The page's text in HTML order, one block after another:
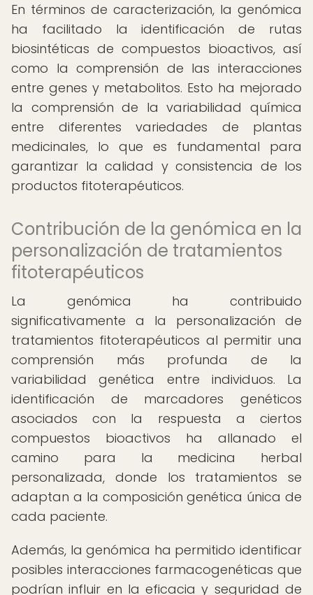
En términos de caracterización, la genómica
ha facilitado la identificación de rutas
biosintéticas de compuestos bioactivos, así
como la comprensión de las interacciones
entre genes y metabolitos. Esto ha mejorado
la comprensión de la variabilidad química
entre diferentes variedades de plantas
medicinales, lo que es fundamental para
garantizar la calidad y consistencia de los
productos fitoterapéuticos.
Contribución de la genómica en la
personalización de tratamientos
fitoterapéuticos
La genómica ha contribuido
significativamente a la personalización de
tratamientos fitoterapéuticos al permitir una
comprensión más profunda de la
variabilidad genética entre individuos. La
identificación de marcadores genéticos
asociados con la respuesta a ciertos
compuestos bioactivos ha allanado el
camino para la medicina herbal
personalizada, donde los tratamientos se
adaptan a la composición genética única de
cada paciente.
Además, la genómica ha permitido identificar
posibles interacciones farmacogenéticas que
podrían influir en la eficacia y seguridad de